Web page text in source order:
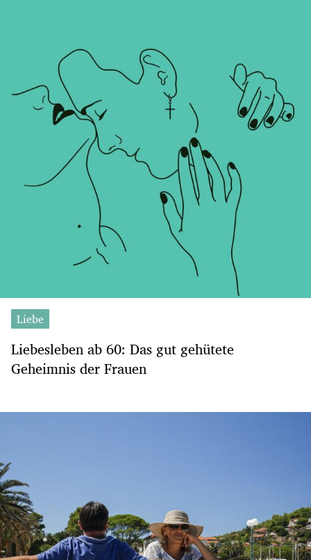
Liebe
Liebesleben ab 60: Das gut gehütete
Geheimnis der Frauen